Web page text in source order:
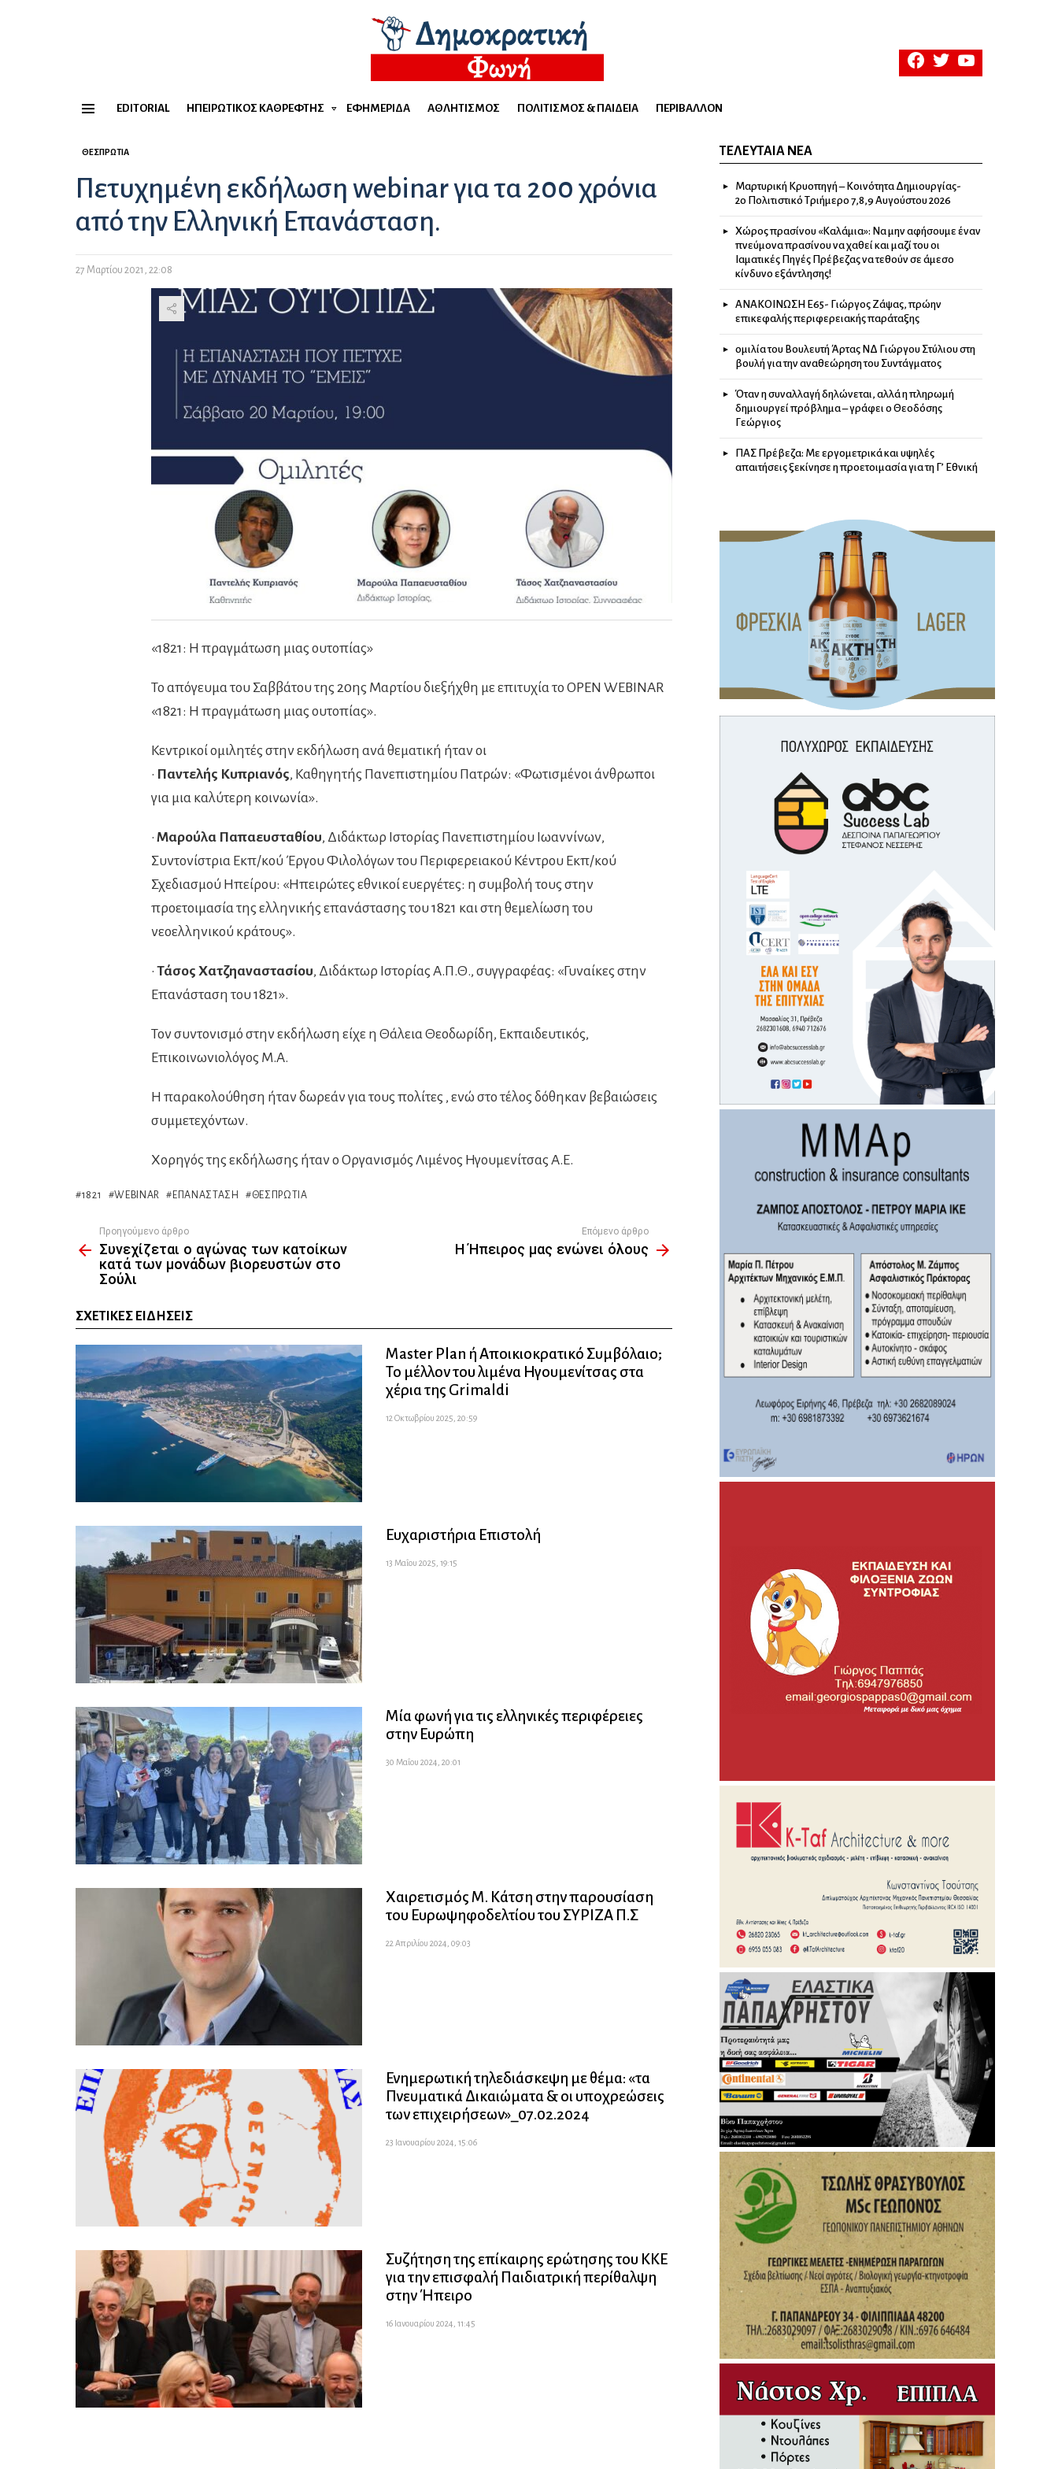
facebooktwitteryoutube
EDITORIAL ΗΠΕΙΡΏΤΙΚΟΣ ΚΑΘΡΈΦΤΗΣ ΕΦΗΜΕΡΊΔΑ ΑΘΛΗΤΙΣΜΌΣ ΠΟΛΙΤΙΣΜΌΣ & ΠΑΙΔΕΊΑ ΠΕΡΙΒΆΛΛΟΝ
ΘΕΣΠΡΩΤΊΑ
Πετυχημένη εκδήλωση webinar για τα 200 χρόνια
από την Ελληνική Επανάσταση.
27 Μαρτίου 2021, 22:08
«1821: Η πραγμάτωση μιας ουτοπίας»
Το απόγευμα του Σαββάτου της 20ης Μαρτίου διεξήχθη με επιτυχία το OPEN WEBINAR
«1821: Η πραγμάτωση μιας ουτοπίας».
Κεντρικοί ομιλητές στην εκδήλωση ανά θεματική ήταν οι
• Παντελής Κυπριανός, Καθηγητής Πανεπιστημίου Πατρών: «Φωτισμένοι άνθρωποι
για μια καλύτερη κοινωνία».
• Μαρούλα Παπαευσταθίου, Διδάκτωρ Ιστορίας Πανεπιστημίου Ιωαννίνων,
Συντονίστρια Εκπ/κού Έργου Φιλολόγων του Περιφερειακού Κέντρου Εκπ/κού
Σχεδιασμού Ηπείρου: «Ηπειρώτες εθνικοί ευεργέτες: η συμβολή τους στην
προετοιμασία της ελληνικής επανάστασης του 1821 και στη θεμελίωση του
νεοελληνικού κράτους».
• Τάσος Χατζηαναστασίου, Διδάκτωρ Ιστορίας Α.Π.Θ., συγγραφέας: «Γυναίκες στην
Επανάσταση του 1821».
Τον συντονισμό στην εκδήλωση είχε η Θάλεια Θεοδωρίδη, Εκπαιδευτικός,
Επικοινωνιολόγος Μ.Α.
Η παρακολούθηση ήταν δωρεάν για τους πολίτες , ενώ στο τέλος δόθηκαν βεβαιώσεις
συμμετεχόντων.
Χορηγός της εκδήλωσης ήταν ο Οργανισμός Λιμένος Ηγουμενίτσας Α.Ε.
1821 WEBINAR ΕΠΑΝΆΣΤΑΣΗ ΘΕΣΠΡΩΤΊΑ
more
Προηγούμενο άρθρο
Συνεχίζεται ο αγώνας των κατοίκων
κατά των μονάδων βιορευστών στο
Σούλι
Επόμενο άρθρο
Η Ήπειρος μας ενώνει όλους
ΣΧΕΤΙΚΈΣ ΕΙΔΉΣΕΙΣ
Master Plan ή Αποικιοκρατικό Συμβόλαιο;
Το μέλλον του λιμένα Ηγουμενίτσας στα
χέρια της Grimaldi
12 Οκτωβρίου 2025, 20:59
Ευχαριστήρια Επιστολή
13 Μαΐου 2025, 19:15
Μία φωνή για τις ελληνικές περιφέρειες
στην Ευρώπη
30 Μαΐου 2024, 20:01
Χαιρετισμός Μ. Κάτση στην παρουσίαση
του Ευρωψηφοδελτίου του ΣΥΡΙΖΑ Π.Σ
22 Απριλίου 2024, 09:03
Ενημερωτική τηλεδιάσκεψη με θέμα: «τα
Πνευματικά Δικαιώματα & οι υποχρεώσεις
των επιχειρήσεων»_07.02.2024
23 Ιανουαρίου 2024, 15:06
Συζήτηση της επίκαιρης ερώτησης του ΚΚΕ
για την επισφαλή Παιδιατρική περίθαλψη
στην Ήπειρο
16 Ιανουαρίου 2024, 11:45
ΤΕΛΕΥΤΑΊΑ ΝΈΑ
Μαρτυρική Κρυοπηγή – Κοινότητα Δημιουργίας-
2ο Πολιτιστικό Τριήμερο 7,8,9 Αυγούστου 2026
Χώρος πρασίνου «Καλάμια»: Να μην αφήσουμε έναν
πνεύμονα πρασίνου να χαθεί και μαζί του οι
Ιαματικές Πηγές Πρέβεζας να τεθούν σε άμεσο
κίνδυνο εξάντλησης!
ΑΝΑΚΟΙΝΩΣΗ Ε65- Γιώργος Ζάψας, πρώην
επικεφαλής περιφερειακής παράταξης
ομιλία του Βουλευτή Άρτας ΝΔ Γιώργου Στύλιου στη
βουλή για την αναθεώρηση του Συντάγματος
Όταν η συναλλαγή δηλώνεται, αλλά η πληρωμή
δημιουργεί πρόβλημα – γράφει ο Θεοδόσης
Γεώργιος
ΠΑΣ Πρέβεζα: Με εργομετρικά και υψηλές
απαιτήσεις ξεκίνησε η προετοιμασία για τη Γ’ Εθνική